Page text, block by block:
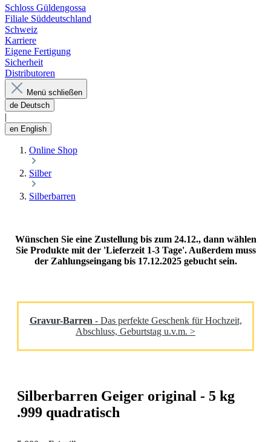
Schloss Güldengossa
Filiale Süddeutschland
Schweiz
Karriere
Eigene Fertigung
Sicherheit
Distributoren
Menü schließen
de Deutsch
en English
Online Shop
Silber
Silberbarren
Wünschen Sie eine Zustellung bis zum 24.12., dann wählen
Sie Produkte mit der 'Lieferzeit 1-3 Tage'. Außerdem muss
der Zahlungseingang bis 17.12.2025 gebucht sein.
Gravur-Barren - Das perfekte Geschenk für Hochzeit,
Abschluss, Geburtstag u.v.m. >
Silberbarren Geiger original - 5 kg
.999 quadratisch